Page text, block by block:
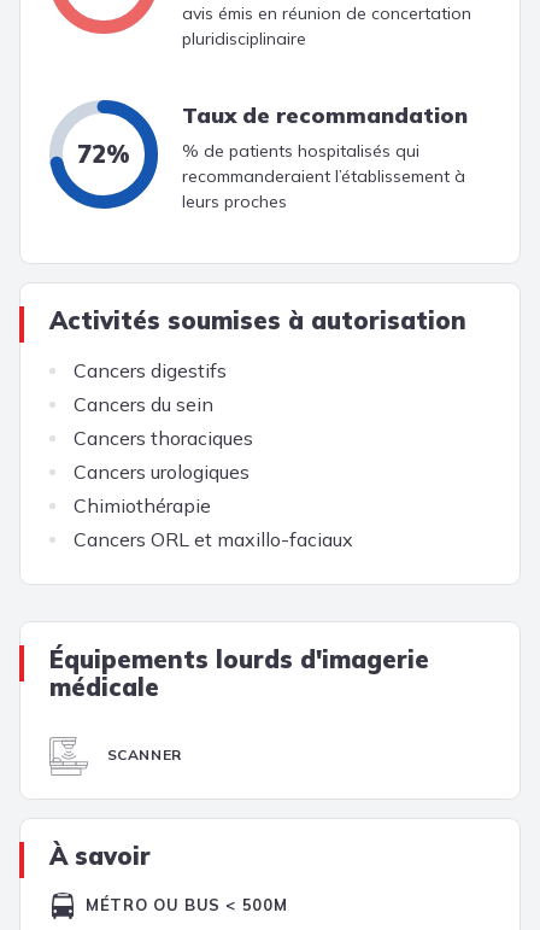
avis émis en réunion de concertation
pluridisciplinaire
72%
Taux de recommandation
% de patients hospitalisés qui
recommanderaient l’établissement à
leurs proches
Activités soumises à autorisation
Cancers digestifs
Cancers du sein
Cancers thoraciques
Cancers urologiques
Chimiothérapie
Cancers ORL et maxillo-faciaux
Équipements lourds d'imagerie
médicale
SCANNER
À savoir
MÉTRO OU BUS < 500M